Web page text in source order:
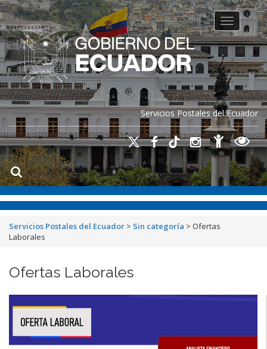
Servicios Postales del Ecuador
Toggle
Servicios Postales del Ecuador > Sin categoría > Ofertas
Laborales
Ofertas Laborales